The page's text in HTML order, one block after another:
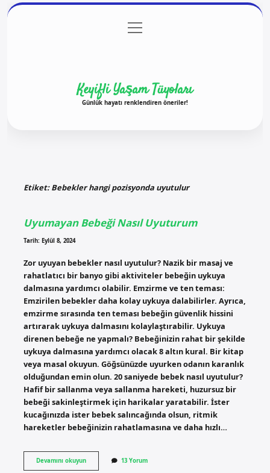
Gizlilik Politikası
menüyü
aç
Keyifli Yaşam Tüyoları
Günlük hayatı renklendiren öneriler!
Etiket:Bebekler hangi pozisyonda uyutulur
Uyumayan Bebeği Nasıl Uyuturum
Tarih: Eylül 8, 2024
Zor uyuyan bebekler nasıl uyutulur? Nazik bir masaj ve
rahatlatıcı bir banyo gibi aktiviteler bebeğin uykuya
dalmasına yardımcı olabilir. Emzirme ve ten teması:
Emzirilen bebekler daha kolay uykuya dalabilirler. Ayrıca,
emzirme sırasında ten teması bebeğin güvenlik hissini
artırarak uykuya dalmasını kolaylaştırabilir. Uykuya
direnen bebeğe ne yapmalı? Bebeğinizin rahat bir şekilde
uykuya dalmasına yardımcı olacak 8 altın kural. Bir kitap
veya masal okuyun. Göğsünüzde uyurken odanın karanlık
olduğundan emin olun. 20 saniyede bebek nasıl uyutulur?
Hafif bir sallanma veya sallanma hareketi, huzursuz bir
bebeği sakinleştirmek için harikalar yaratabilir. İster
kucağınızda ister bebek salıncağında olsun, ritmik
hareketler bebeğinizin rahatlamasına ve daha hızlı…
Devamını okuyunUyumayan
Bebeği
13 Yorum